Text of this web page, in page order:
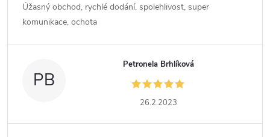
Úžasný obchod, rychlé dodání, spolehlivost, super
komunikace, ochota
PB
Petronela Brhlíková
26.2.2023